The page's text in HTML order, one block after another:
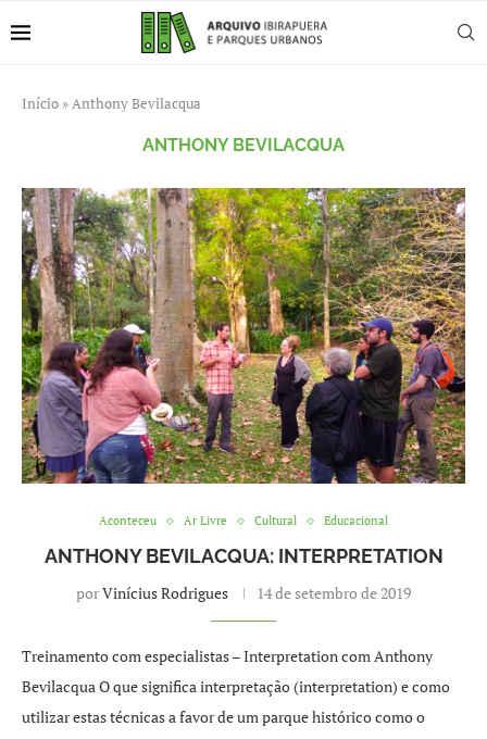
Início »Anthony Bevilacqua
ANTHONY BEVILACQUA
Aconteceu Ar Livre Cultural Educacional
ANTHONY BEVILACQUA: INTERPRETATION
porVinícius Rodrigues 14 de setembro de 2019
Treinamento com especialistas – Interpretation com Anthony
Bevilacqua O que significa interpretação (interpretation) e como
utilizar estas técnicas a favor de um parque histórico como o